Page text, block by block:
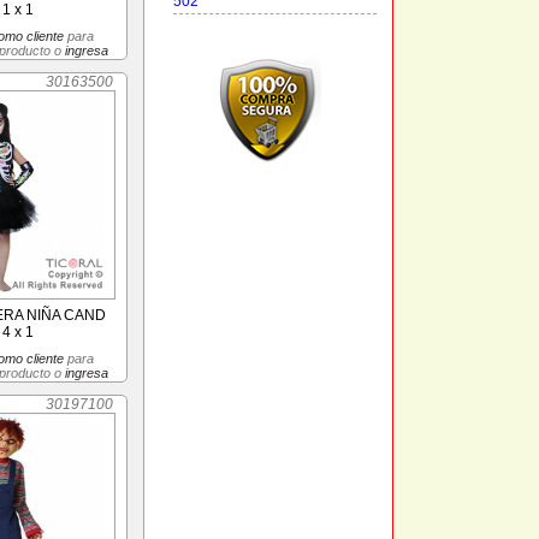
x 1
clientepara
o ingresa
30163500
NIÑA CAND
x 1
clientepara
o ingresa
30197100